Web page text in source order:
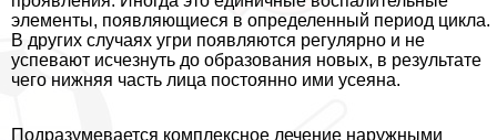
элементы, появляющиеся в определенный период цикла.
В других случаях угри появляются регулярно и не
успевают исчезнуть до образования новых, в результате
чего нижняя часть лица постоянно ими усеяна.
Подразумевается комплексное лечение наружными